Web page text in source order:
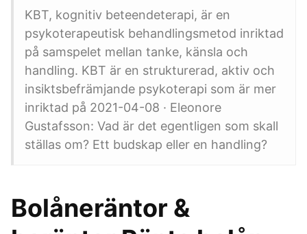
KBT, kognitiv beteendeterapi, är en
psykoterapeutisk behandlingsmetod inriktad
på samspelet mellan tanke, känsla och
handling. KBT är en strukturerad, aktiv och
insiktsbefrämjande psykoterapi som är mer
inriktad på 2021-04-08 · Eleonore
Gustafsson: Vad är det egentligen som skall
ställas om? Ett budskap eller en handling?
Bolåneräntor &